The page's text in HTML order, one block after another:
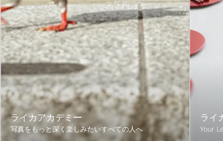
ライカアカデミー
写真をもっと深く楽しみたいすべての人へ
ライ
Your